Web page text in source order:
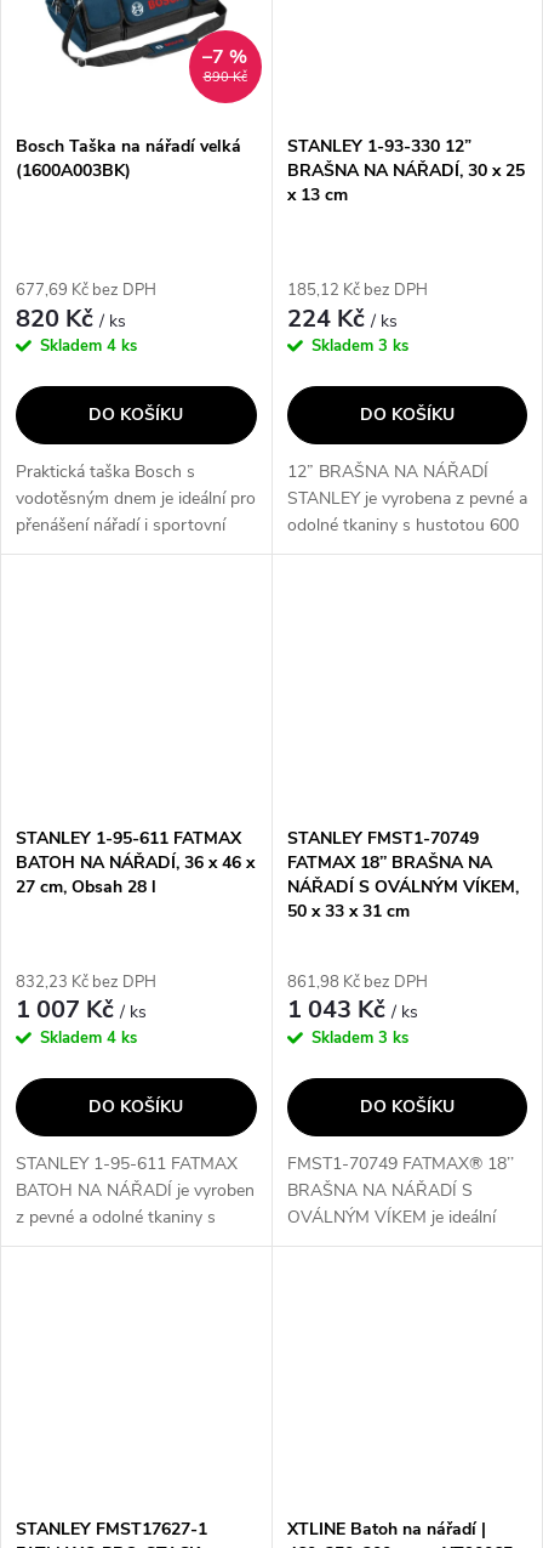
890 Kč
–7 %
Bosch Taška na nářadí velká
(1600A003BK)
677,69 Kč bez DPH
820 Kč/ ks
Skladem 4 ks
DO KOŠÍKU
Praktická taška Bosch s
vodotěsným dnem je ideální pro
přenášení nářadí i sportovní
vybavení. Nabízí dostatek
STANLEY 1-93-330 12”
BRAŠNA NA NÁŘADÍ, 30 x 25
x 13 cm
185,12 Kč bez DPH
224 Kč/ ks
Skladem 3 ks
DO KOŠÍKU
12” BRAŠNA NA NÁŘADÍ
STANLEY je vyrobena z pevné a
odolné tkaniny s hustotou 600
vláken a nabízí 8 vnitřních a 2
STANLEY 1-95-611 FATMAX
BATOH NA NÁŘADÍ, 36 x 46 x
27 cm, Obsah 28 l
832,23 Kč bez DPH
1 007 Kč/ ks
Skladem 4 ks
DO KOŠÍKU
STANLEY 1-95-611 FATMAX
BATOH NA NÁŘADÍ je vyroben
z pevné a odolné tkaniny s
hustotou 600 vláken, což
STANLEY FMST1-70749
FATMAX 18’’ BRAŠNA NA
NÁŘADÍ S OVÁLNÝM VÍKEM,
50 x 33 x 31 cm
861,98 Kč bez DPH
1 043 Kč/ ks
Skladem 3 ks
DO KOŠÍKU
FMST1-70749 FATMAX® 18’’
BRAŠNA NA NÁŘADÍ S
OVÁLNÝM VÍKEM je ideální
volbou pro profesionální
STANLEY FMST17627-1
XTLINE Batoh na nářadí |